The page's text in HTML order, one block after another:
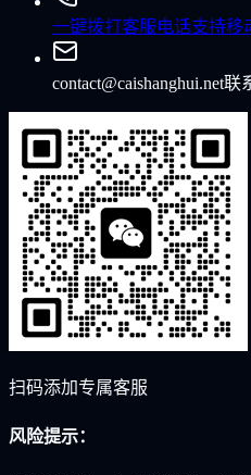
一键拨打客服电话支持移
contact@caishanghui.net联
扫码添加专属客服
风险提示：